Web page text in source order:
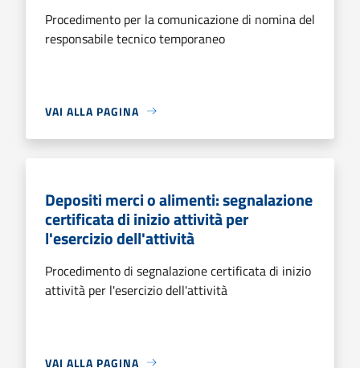
Procedimento per la comunicazione di nomina del
responsabile tecnico temporaneo
VAI ALLA PAGINA
Depositi merci o alimenti: segnalazione
certificata di inizio attività per
l'esercizio dell'attività
Procedimento di segnalazione certificata di inizio
attività per l'esercizio dell'attività
VAI ALLA PAGINA